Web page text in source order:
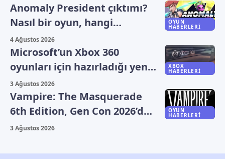
OYUN
HABERLERI
Anomaly President çıktımı?
Nasıl bir oyun, hangi
platformlarda oynanıyor?
4 Ağustos 2026
XBOX
HABERLERI
Microsoft’un Xbox 360
oyunları için hazırladığı yeni
plan sızdı
3 Ağustos 2026
OYUN
HABERLERI
Vampire: The Masquerade
6th Edition, Gen Con 2026’da
duyuruldu
3 Ağustos 2026